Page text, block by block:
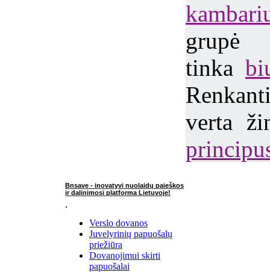
grupė
tinka
verta
Bnsave - inovatyvi nuolaidų paieškos
ir dalinimosi platforma Lietuvoje!
Verslo dovanos
Juvelyrinių papuošalų
priežiūra
Dovanojimui skirti
papuošalai